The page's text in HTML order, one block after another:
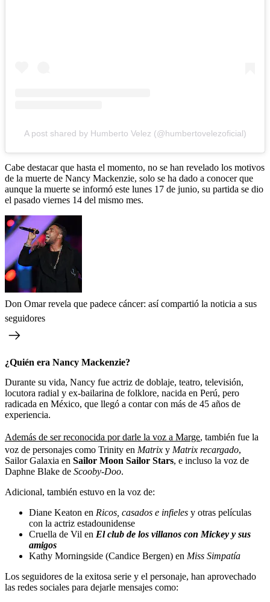
A post shared by Humberto Velez (@humbertovelezoficial)
Cabe destacar que hasta el momento, no se han revelado los motivos
de la muerte de Nancy Mackenzie, solo se ha dado a conocer que
aunque la muerte se informó este lunes 17 de junio, su partida se dio
el pasado viernes 14 del mismo mes.
Don Omar revela que padece cáncer: así compartió la noticia a sus
seguidores
¿Quién era Nancy Mackenzie?
Durante su vida, Nancy fue actriz de doblaje, teatro, televisión,
locutora radial y ex-bailarina de folklore, nacida en Perú, pero
radicada en México, que llegó a contar con más de 45 años de
experiencia.
Además de ser reconocida por darle la voz a Marge, también fue la
voz de personajes como Trinity en Matrix y Matrix recargado,
Sailor Galaxia en Sailor Moon Sailor Stars, e incluso la voz de
Daphne Blake de Scooby-Doo.
Adicional, también estuvo en la voz de:
Diane Keaton en Ricos, casados e infieles y otras películas
con la actriz estadounidense
Cruella de Vil en El club de los villanos con Mickey y sus
amigos
Kathy Morningside (Candice Bergen) en Miss Simpatía
Los seguidores de la exitosa serie y el personaje, han aprovechado
las redes sociales para dejarle mensajes como: